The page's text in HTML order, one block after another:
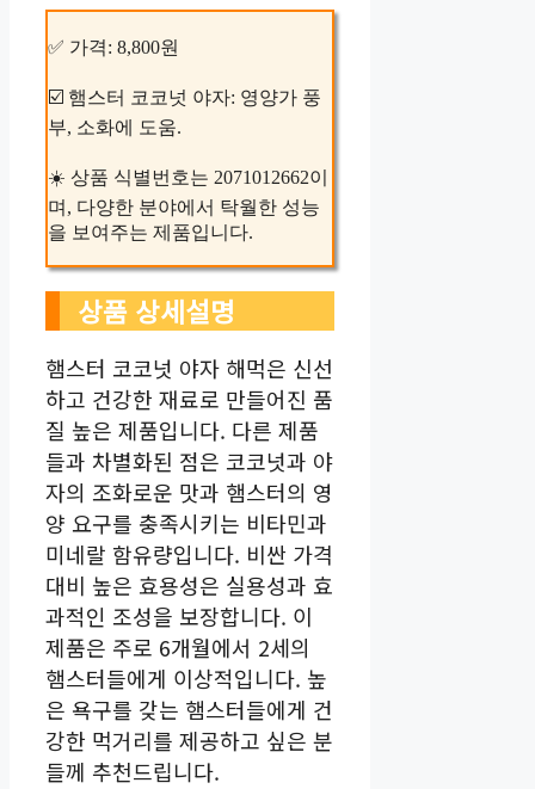
✅ 가격: 8,800원
☑️ 햄스터 코코넛 야자: 영양가 풍
부, 소화에 도움.
☀️ 상품 식별번호는 2071012662이
며, 다양한 분야에서 탁월한 성능
을 보여주는 제품입니다.
상품 상세설명
햄스터 코코넛 야자 해먹은 신선
하고 건강한 재료로 만들어진 품
질 높은 제품입니다. 다른 제품
들과 차별화된 점은 코코넛과 야
자의 조화로운 맛과 햄스터의 영
양 요구를 충족시키는 비타민과
미네랄 함유량입니다. 비싼 가격
대비 높은 효용성은 실용성과 효
과적인 조성을 보장합니다. 이
제품은 주로 6개월에서 2세의
햄스터들에게 이상적입니다. 높
은 욕구를 갖는 햄스터들에게 건
강한 먹거리를 제공하고 싶은 분
들께 추천드립니다.